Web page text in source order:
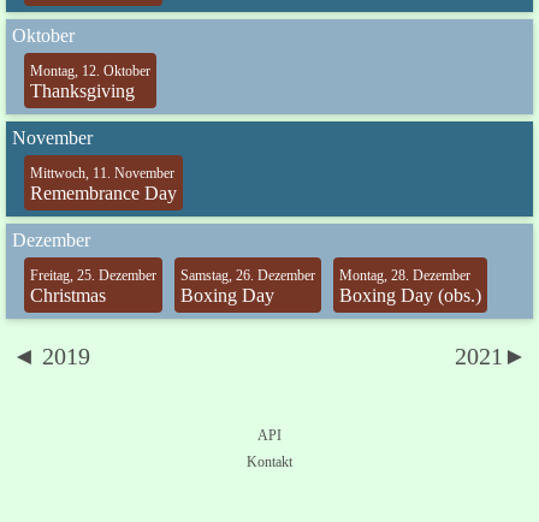
Oktober
Montag, 12. Oktober
Thanksgiving
November
Mittwoch, 11. November
Remembrance Day
Dezember
Freitag, 25. Dezember
Christmas
Samstag, 26. Dezember
Boxing Day
Montag, 28. Dezember
Boxing Day (obs.)
◄ 2019 2021►
API
Kontakt